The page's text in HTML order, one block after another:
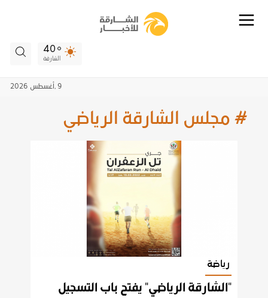
40
الشارقة
9 , أغسطس 2026
# مجلس الشارقة الرياضي
رياضة
"الشارقة الرياضي" يفتح باب التسجيل